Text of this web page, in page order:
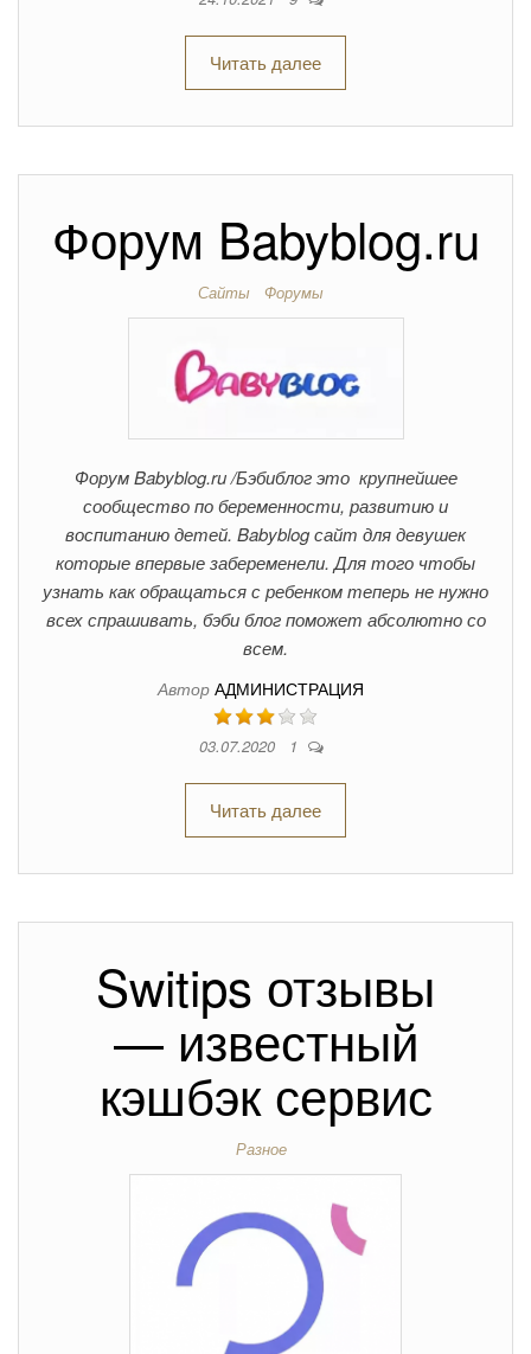
Читать далее
Форум Babyblog.ru
Сайты Форумы
Форум Babyblog.ru /Бэбиблог это крупнейшее
сообщество по беременности, развитию и
воспитанию детей. Babyblog сайт для девушек
которые впервые забеременели. Для того чтобы
узнать как обращаться с ребенком теперь не нужно
всех спрашивать, бэби блог поможет абсолютно со
всем.
Автор АДМИНИСТРАЦИЯ
03.07.2020 1
Читать далее
Switips отзывы
— известный
кэшбэк сервис
Разное